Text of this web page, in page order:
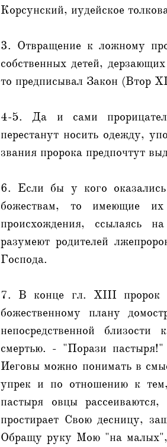
Корсунский, иудейское
3. Отвращение к ложному
собственных детей,
то предписывал Закон
4-5. Да и сами прорицатели
перестанут носить одежду,
звания пророка предпочтут
6. Если бы у кого
божествам, то имеющие
происхождения, ссылаясь
разумеют родителей
Господа.
7. В конце гл. XIII пророк
божественному плану
непосредственной
смертью. - "Порази
Иеговы можно понимать в
упрек и по отношению к
пастыря овцы
простирает Свою десницу,
Обращу руку Мою "на малых",